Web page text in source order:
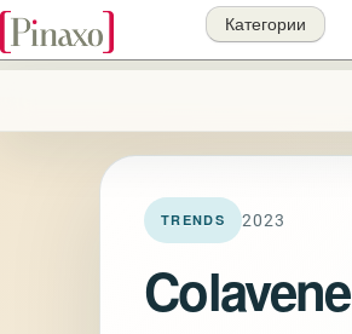
Категории
TRENDS 2023
Colavene